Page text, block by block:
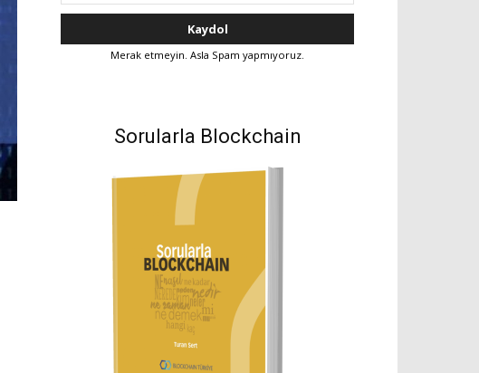
Merak etmeyin. Asla Spam yapmıyoruz.
Sorularla Blockchain